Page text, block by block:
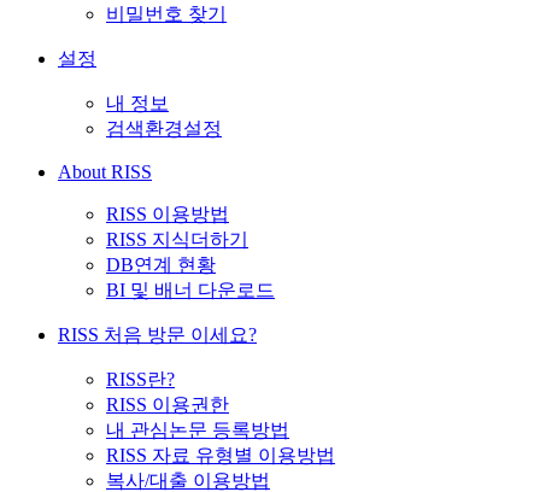
비밀번호 찾기
설정
내 정보
검색환경설정
About RISS
RISS 이용방법
RISS 지식더하기
DB연계 현황
BI 및 배너 다운로드
RISS 처음 방문 이세요?
RISS란?
RISS 이용권한
내 관심논문 등록방법
RISS 자료 유형별 이용방법
복사/대출 이용방법